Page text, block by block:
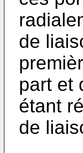
de
part et
étant
de